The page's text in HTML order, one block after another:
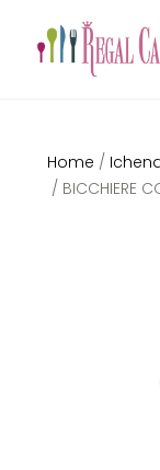
Home /
/ BICCHIERE